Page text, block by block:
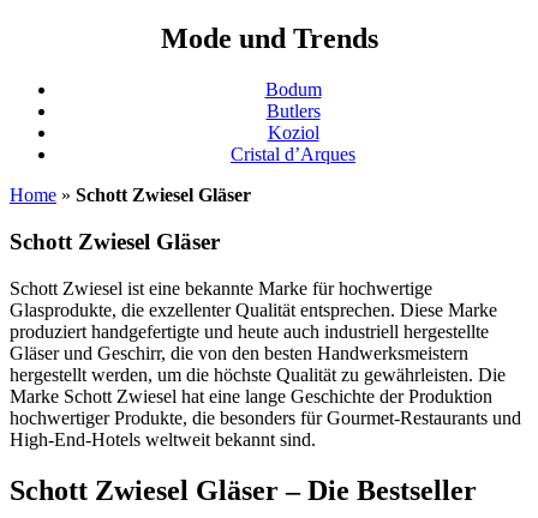
Mode und Trends
Bodum
Butlers
Koziol
Cristal d’Arques
Home » Schott Zwiesel Gläser
Schott Zwiesel Gläser
Schott Zwiesel ist eine bekannte Marke für hochwertige
Glasprodukte, die exzellenter Qualität entsprechen. Diese Marke
produziert handgefertigte und heute auch industriell hergestellte
Gläser und Geschirr, die von den besten Handwerksmeistern
hergestellt werden, um die höchste Qualität zu gewährleisten. Die
Marke Schott Zwiesel hat eine lange Geschichte der Produktion
hochwertiger Produkte, die besonders für Gourmet-Restaurants und
High-End-Hotels weltweit bekannt sind.
Schott Zwiesel Gläser – Die Bestseller